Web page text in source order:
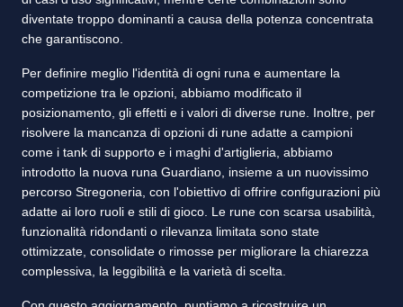
diventate troppo dominanti a causa della potenza concentrata
che garantiscono.
Per definire meglio l'identità di ogni runa e aumentare la
competizione tra le opzioni, abbiamo modificato il
posizionamento, gli effetti e i valori di diverse rune. Inoltre, per
risolvere la mancanza di opzioni di rune adatte a campioni
come i tank di supporto e i maghi d'artiglieria, abbiamo
introdotto la nuova runa Guardiano, insieme a un nuovissimo
percorso Stregoneria, con l'obiettivo di offrire configurazioni più
adatte ai loro ruoli e stili di gioco. Le rune con scarsa usabilità,
funzionalità ridondanti o rilevanza limitata sono state
ottimizzate, consolidate o rimosse per migliorare la chiarezza
complessiva, la leggibilità e la varietà di scelta.